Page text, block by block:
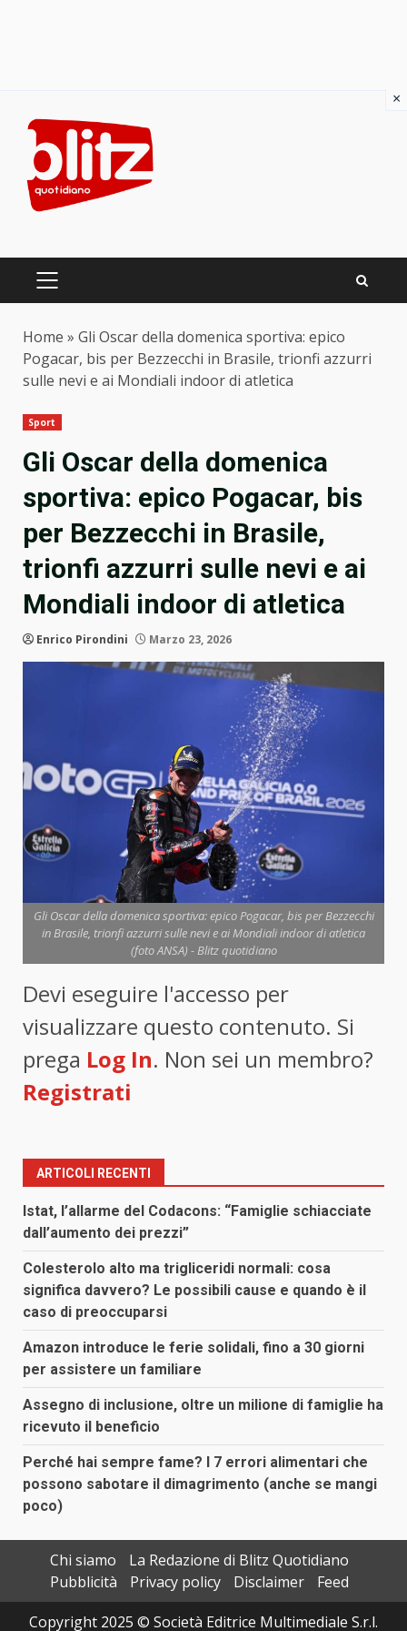
content
PRIMARY
Home » Gli Oscar della domenica sportiva: epico
Pogacar, bis per Bezzecchi in Brasile, trionfi azzurri
sulle nevi e ai Mondiali indoor di atletica
Sport
Gli Oscar della domenica
sportiva: epico Pogacar, bis
per Bezzecchi in Brasile,
trionfi azzurri sulle nevi e ai
Mondiali indoor di atletica
Enrico Pirondini Marzo 23, 2026
Gli Oscar della domenica sportiva: epico Pogacar, bis per Bezzecchi
in Brasile, trionfi azzurri sulle nevi e ai Mondiali indoor di atletica
(foto ANSA) - Blitz quotidiano
Devi eseguire l'accesso per
visualizzare questo contenuto. Si
prega Log In. Non sei un membro?
Registrati
ARTICOLI RECENTI
Istat, l’allarme del Codacons: “Famiglie schiacciate
dall’aumento dei prezzi”
Colesterolo alto ma trigliceridi normali: cosa
significa davvero? Le possibili cause e quando è il
caso di preoccuparsi
Amazon introduce le ferie solidali, fino a 30 giorni
per assistere un familiare
Assegno di inclusione, oltre un milione di famiglie ha
ricevuto il beneficio
Perché hai sempre fame? I 7 errori alimentari che
possono sabotare il dimagrimento (anche se mangi
poco)
Chi siamo
La Redazione di Blitz Quotidiano
Pubblicità
Privacy policy Disclaimer
Feed
Copyright 2025 © Società Editrice Multimediale S.r.l.
×